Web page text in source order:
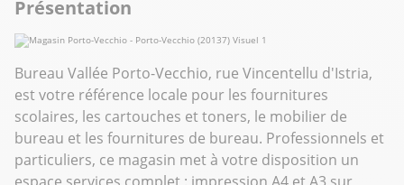
Présentation
Bureau Vallée Porto-Vecchio, rue Vincentellu d'Istria,
est votre référence locale pour les fournitures
scolaires, les cartouches et toners, le mobilier de
bureau et les fournitures de bureau. Professionnels et
particuliers, ce magasin met à votre disposition un